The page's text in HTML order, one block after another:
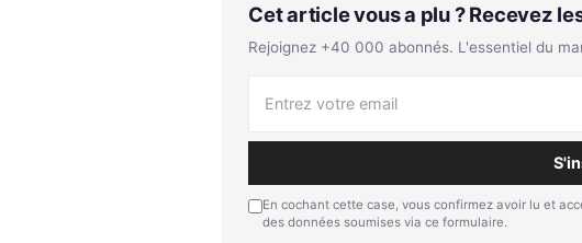
Cet article vous a plu ? Recevez
Rejoignez +40 000 abonnés. L'essentiel du
En cochant cette case, vous confirmez avoir lu et
des données soumises via ce formulaire.